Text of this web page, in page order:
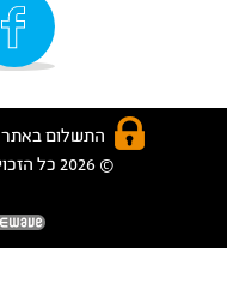
התשלום באתר CBook מאובטח בטכנולוגית SSL
© 2026 כל הזכויות שמורות